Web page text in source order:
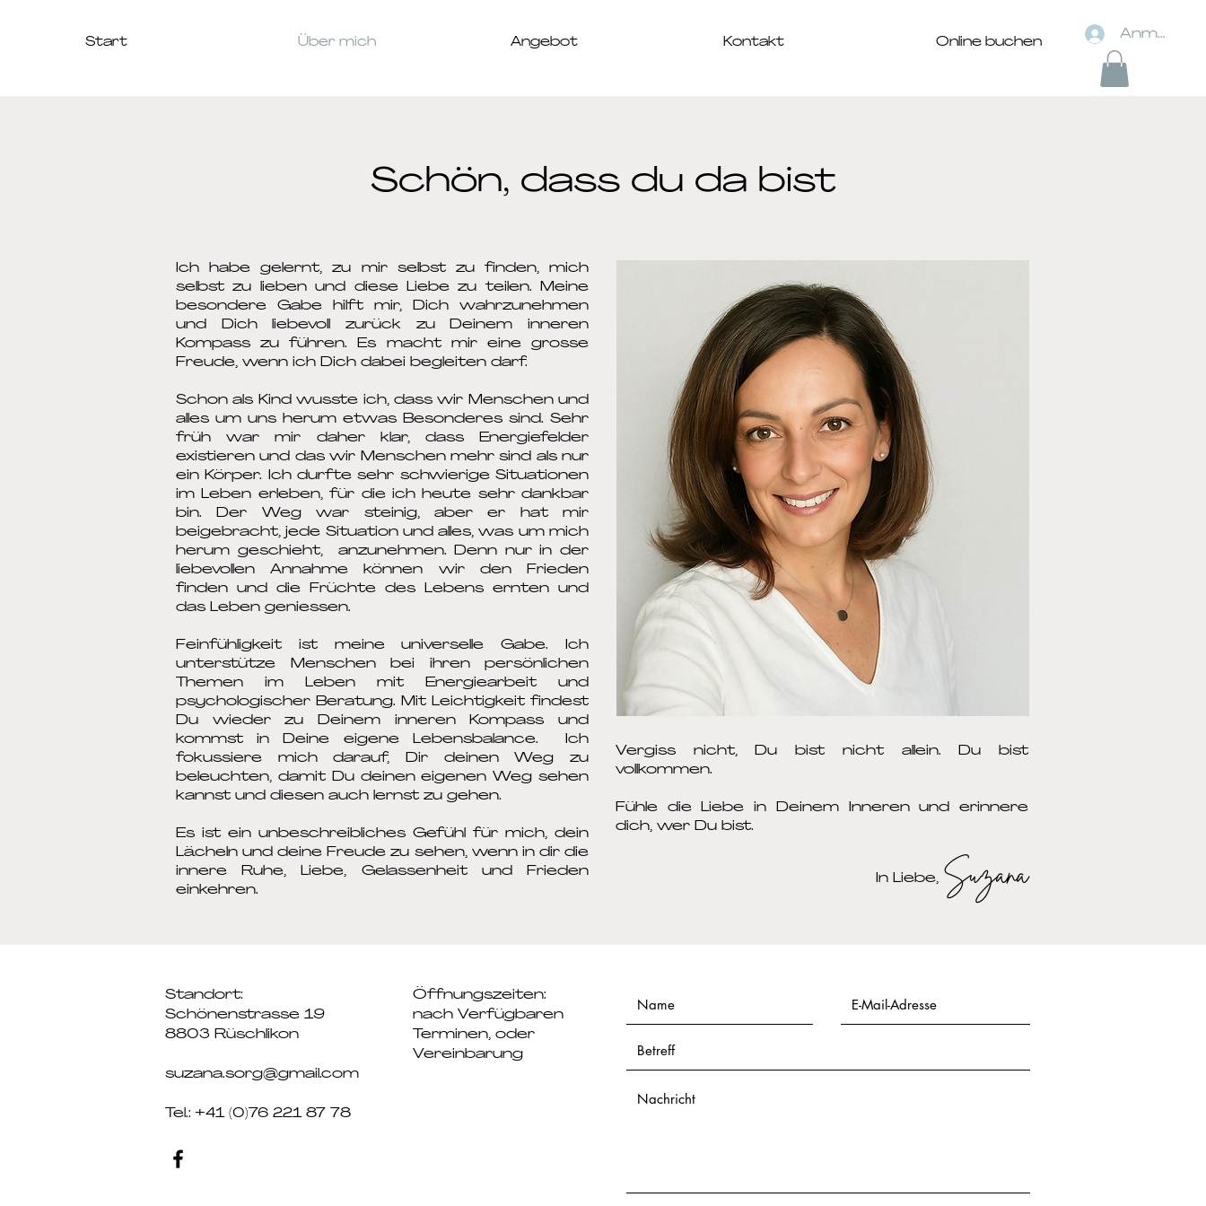
Anmelden
Start Über mich Angebot Kontakt Online buchen
Schön, dass du da bist
​Ich habe gelernt, zu mir selbst zu finden, mich
selbst zu lieben und diese Liebe zu teilen. Meine
besondere Gabe hilft mir, Dich wahrzunehmen
und Dich liebevoll zurück zu Deinem inneren
Kompass zu führen. Es macht mir eine grosse
Freude, wenn ich Dich dabei begleiten darf.
Schon als Kind wusste ich, dass wir Menschen und
alles um uns herum etwas Besonderes sind. Sehr
früh war mir daher klar, dass Energiefelder
existieren und das wir Menschen mehr sind als nur
ein Körper. Ich durfte sehr schwierige Situationen
im Leben erleben, für die ich heute sehr dankbar
bin. Der Weg war steinig, aber er hat mir
beigebracht, jede Situation und alles, was um mich
herum geschieht, anzunehmen. Denn nur in der
liebevollen Annahme können wir den Frieden
finden und die Früchte des Lebens ernten und
das Leben geniessen.​
Feinfühligkeit ist meine universelle Gabe. Ich
unterstütze Menschen bei ihren persönlichen
Themen im Leben mit Energiearbeit und
psychologischer Beratung. Mit Leichtigkeit findest
Du wieder zu Deinem inneren Kompass und
kommst in Deine eigene Lebensbalance. Ich
fokussiere mich darauf, Dir deinen Weg zu
beleuchten, damit Du deinen eigenen Weg sehen
kannst und diesen auch lernst zu gehen.
Es ist ein unbeschreibliches Gefühl für mich, dein
Lächeln und deine Freude zu sehen, wenn in dir die
innere Ruhe, Liebe, Gelassenheit und Frieden
einkehren.​
Vergiss nicht, Du bist nicht allein. Du bist
vollkommen.
Fühle die Liebe in Deinem Inneren und erinnere
dich, wer Du bist.​
In Liebe, Suzana
Standort:
Schönenstrasse 19
8803 Rüschlikon
suzana.sorg@gmail.com
Tel.: +41 (0)76 221 87 78
Öffnungszeiten:
nach Verfügbaren
Terminen, oder
Vereinbarung